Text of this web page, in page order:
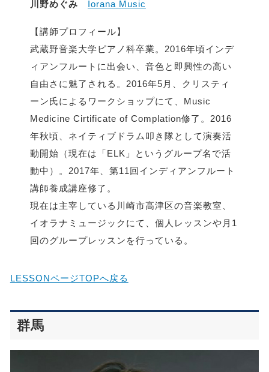
川野めぐみ Iorana Music
【講師プロフィール】
武蔵野音楽大学ピアノ科卒業。2016年頃インデ
ィアンフルートに出会い、音色と即興性の高い
自由さに魅了される。2016年5月、クリスティ
ーン氏によるワークショップにて、Music
Medicine Cirtificate of Complation修了。2016
年秋頃、ネイティブドラム叩き隊として演奏活
動開始（現在は「ELK」というグループ名で活
動中）。2017年、第11回インディアンフルート
講師養成講座修了。
現在は主宰している川崎市高津区の音楽教室、
イオラナミュージックにて、個人レッスンや月1
回のグループレッスンを行っている。
LESSONページTOPへ戻る
群馬